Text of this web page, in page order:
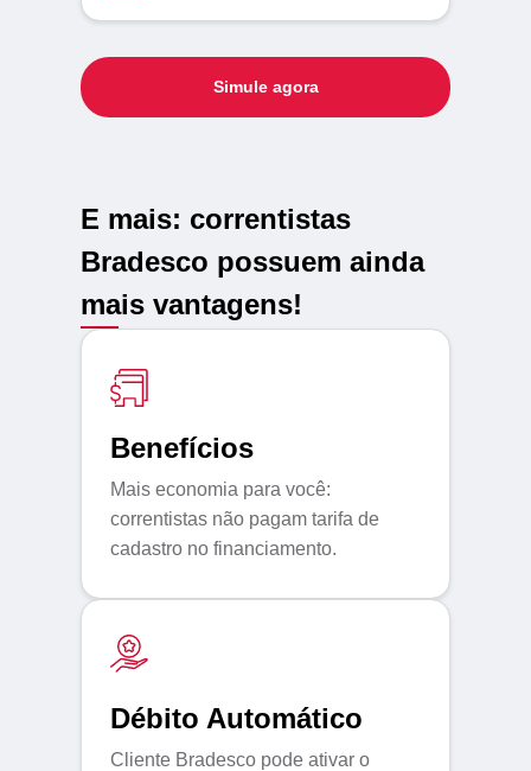
Simule agora
E mais: correntistas
Bradesco possuem ainda
mais vantagens!
Benefícios
Mais economia para você:
correntistas não pagam tarifa de
cadastro no financiamento.
Débito Automático
Cliente Bradesco pode ativar o